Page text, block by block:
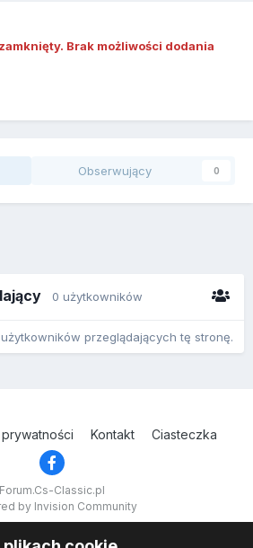
Brak możliwości dodania
Obserwujący 0
0 użytkowników
przeglądających tę stronę.
Kontakt Ciasteczka
Forum.Cs-Classic.pl
by Invision Community